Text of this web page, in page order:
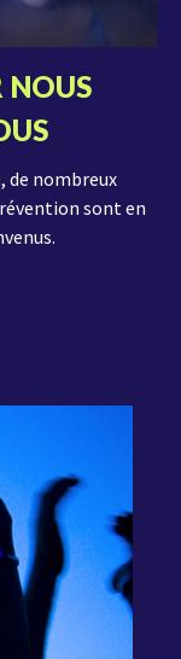
NOUS
de nombreux
sont en